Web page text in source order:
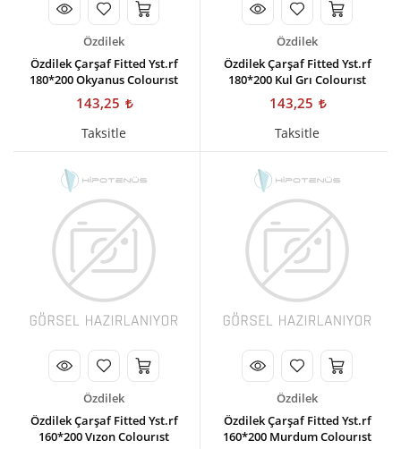
Özdilek
Özdilek Çarşaf Fitted Yst.rf
180*200 Okyanus Colourıst
143,25
Taksitle
Özdilek
Özdilek Çarşaf Fitted Yst.rf
180*200 Kul Grı Colourıst
143,25
Taksitle
Özdilek
Özdilek Çarşaf Fitted Yst.rf
160*200 Vızon Colourıst
Özdilek
Özdilek Çarşaf Fitted Yst.rf
160*200 Murdum Colourıst